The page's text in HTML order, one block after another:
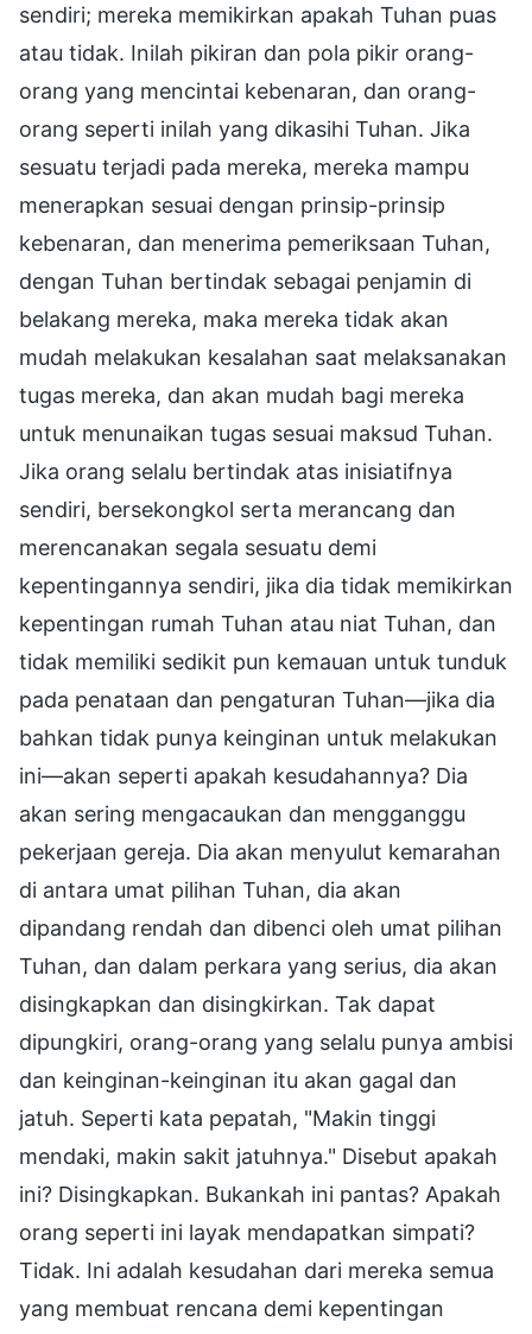
sendiri; mereka memikirkan apakah Tuhan puas
atau tidak. Inilah pikiran dan pola pikir orang-
orang yang mencintai kebenaran, dan orang-
orang seperti inilah yang dikasihi Tuhan. Jika
sesuatu terjadi pada mereka, mereka mampu
menerapkan sesuai dengan prinsip-prinsip
kebenaran, dan menerima pemeriksaan Tuhan,
dengan Tuhan bertindak sebagai penjamin di
belakang mereka, maka mereka tidak akan
mudah melakukan kesalahan saat melaksanakan
tugas mereka, dan akan mudah bagi mereka
untuk menunaikan tugas sesuai maksud Tuhan.
Jika orang selalu bertindak atas inisiatifnya
sendiri, bersekongkol serta merancang dan
merencanakan segala sesuatu demi
kepentingannya sendiri, jika dia tidak memikirkan
kepentingan rumah Tuhan atau niat Tuhan, dan
tidak memiliki sedikit pun kemauan untuk tunduk
pada penataan dan pengaturan Tuhan—jika dia
bahkan tidak punya keinginan untuk melakukan
ini—akan seperti apakah kesudahannya? Dia
akan sering mengacaukan dan mengganggu
pekerjaan gereja. Dia akan menyulut kemarahan
di antara umat pilihan Tuhan, dia akan
dipandang rendah dan dibenci oleh umat pilihan
Tuhan, dan dalam perkara yang serius, dia akan
disingkapkan dan disingkirkan. Tak dapat
dipungkiri, orang-orang yang selalu punya ambisi
dan keinginan-keinginan itu akan gagal dan
jatuh. Seperti kata pepatah, "Makin tinggi
mendaki, makin sakit jatuhnya." Disebut apakah
ini? Disingkapkan. Bukankah ini pantas? Apakah
orang seperti ini layak mendapatkan simpati?
Tidak. Ini adalah kesudahan dari mereka semua
yang membuat rencana demi kepentingan